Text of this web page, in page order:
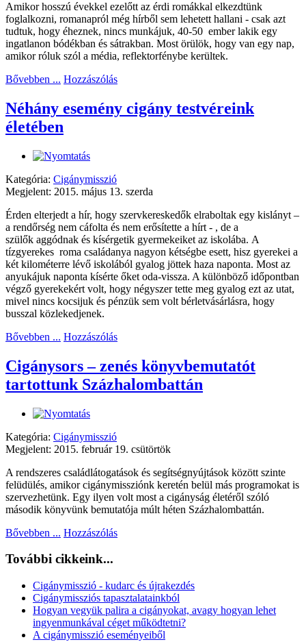
Amikor hosszú évekkel ezelőtt az érdi romákkal elkezdtünk
foglalkozni, romanapról még hírből sem lehetett hallani - csak azt
tudtuk, hogy éheznek, nincs munkájuk, 40-50 ember lakik egy
ingatlanon bódékban és sátrakban. Most örülök, hogy van egy nap,
amikor róluk szól a média, reflektorfénybe kerültek.
Bővebben ... Hozzászólás
Néhány esemény cigány testvéreink
életében
Kategória: Cigánymisszió
Megjelent: 2015. május 13. szerda
Érden elterjedt a hír, hogy szervkereskedők elraboltak egy kislányt –
a rendőrség nem cáfolta és nem erősítette a hírt - , de a
szülők aggódnak és kísérgetik gyermekeiket az iskolába. A
tízgyerekes roma családanya nagyon kétségbe esett, hisz gyerekei a
két kilométerre lévő iskolából gyalog jöttek haza naponta. Most az
anyukájuk naponta kísérte őket oda-vissza. A különböző időpontban
végző gyerekekért volt, hogy négyszer tette meg gyalog ezt az utat,
mivel nincs kocsijuk és pénzük sem volt bérletvásárlásra, hogy
busszal közlekedjenek.
Bővebben ... Hozzászólás
Cigánysors – zenés könyvbemutatót
tartottunk Százhalombattán
Kategória: Cigánymisszió
Megjelent: 2015. február 19. csütörtök
A rendszeres családlátogatások és segítségnyújtások között szinte
felüdülés, amikor cigánymissziónk keretén belül más programokat is
szervezhetünk. Egy ilyen volt most a cigányság életéről szóló
második könyvünk bemutatója múlt héten Százhalombattán.
Bővebben ... Hozzászólás
További cikkeink...
Cigánymisszió - kudarc és újrakezdés
Cigánymissziós tapasztalatainkból
Hogyan vegyük palira a cigányokat, avagy hogyan lehet
ingyenmunkával céget működtetni?
A cigánymisszió eseményeiből